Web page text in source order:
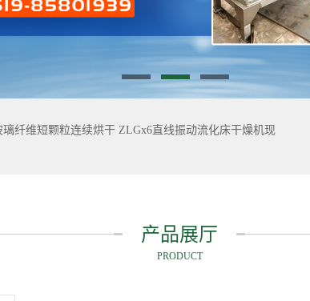
璃纤维短颗粒连续烘干 ZLGx6直线振动流化床干燥机现
产品展厅
PRODUCT